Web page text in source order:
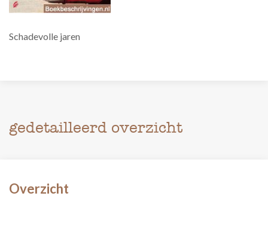
Schadevolle jaren
gedetailleerd overzicht
Overzicht